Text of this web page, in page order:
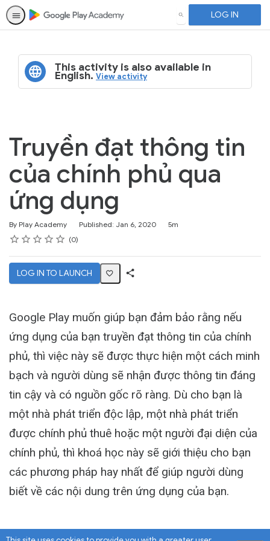
SEARCH LOG IN
This activity is also available in
English.View activity
Truyền đạt thông tin
của chính phủ qua
ứng dụng
By Play Academy Published: Jan 6, 2020
Duration
5m
Rating
1 star
2 stars
3 stars
4 stars
5 stars
Average rating: 4.3 0
No reviews
LOG IN TO LAUNCH
Google Play muốn giúp bạn đảm bảo rằng nếu
ứng dụng của bạn truyền đạt thông tin của chính
phủ, thì việc này sẽ được thực hiện một cách minh
bạch và người dùng sẽ nhận được thông tin đáng
tin cậy và có nguồn gốc rõ ràng. Dù cho bạn là
một nhà phát triển độc lập, một nhà phát triển
được chính phủ thuê hoặc một người đại diện của
chính phủ, thì khoá học này sẽ giới thiệu cho bạn
các phương pháp hay nhất để giúp người dùng
biết về các nội dung trên ứng dụng của bạn.